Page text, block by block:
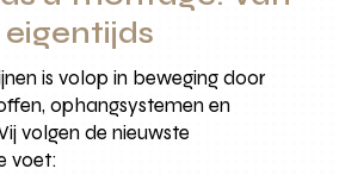
is volop in beweging door
ophangsystemen en
volgen de nieuwste
voet: